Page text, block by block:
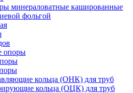
минераловатные кашированные
фольгой
опоры
кольца (ОНК) для труб
кольца (ОЦК) для труб